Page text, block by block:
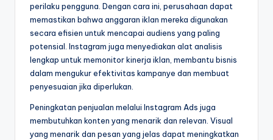
perilaku pengguna. Dengan cara ini, perusahaan dapat
memastikan bahwa anggaran iklan mereka digunakan
secara efisien untuk mencapai audiens yang paling
potensial. Instagram juga menyediakan alat analisis
lengkap untuk memonitor kinerja iklan, membantu bisnis
dalam mengukur efektivitas kampanye dan membuat
penyesuaian jika diperlukan.
Peningkatan penjualan melalui Instagram Ads juga
membutuhkan konten yang menarik dan relevan. Visual
yang menarik dan pesan yang jelas dapat meningkatkan